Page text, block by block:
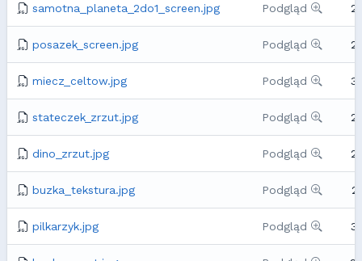
samotna_planeta_2do1_screen.jpg Podgląd
posazek_screen.jpg Podgląd
miecz_celtow.jpg Podgląd
stateczek_zrzut.jpg Podgląd
dino_zrzut.jpg Podgląd
buzka_tekstura.jpg Podgląd
pilkarzyk.jpg Podgląd